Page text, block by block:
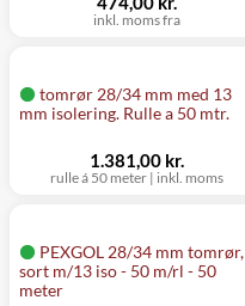
inkl. moms fra
tomrør 28/34 mm med 13
mm isolering. Rulle a 50 mtr.
rulle á 50 meter| inkl. moms
1.381,00 kr.
PEXGOL 28/34 mm tomrør,
sort m/13 iso - 50 m/rl - 50
meter